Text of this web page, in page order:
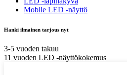
Mobile LED -näyttö
Hanki ilmainen tarjous nyt
3-5 vuoden takuu
11 vuoden LED -näyttökokemus